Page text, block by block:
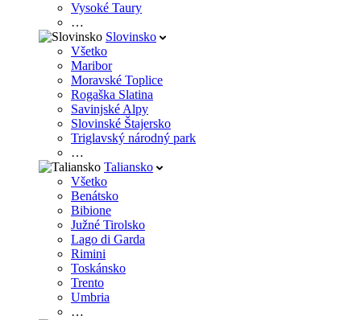
Vysoké Taury
…
Slovinsko
Všetko
Maribor
Moravské Toplice
Rogaška Slatina
Savinjské Alpy
Slovinské Štajersko
Triglavský národný park
…
Taliansko
Všetko
Benátsko
Bibione
Južné Tirolsko
Lago di Garda
Rimini
Toskánsko
Trento
Umbria
…